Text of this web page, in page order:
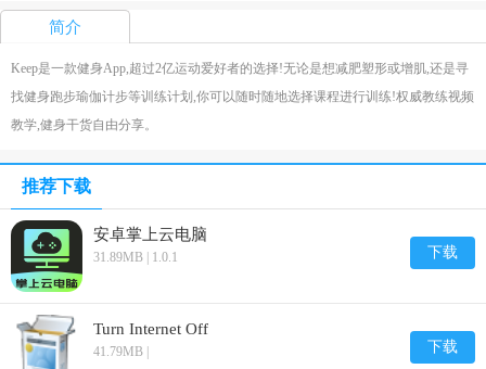
简介
Keep是一款健身App,超过2亿运动爱好者的选择!无论是想减肥塑形或增肌,还是寻
找健身跑步瑜伽计步等训练计划,你可以随时随地选择课程进行训练!权威教练视频
教学,健身干货自由分享。
推荐下载
安卓掌上云电脑
31.89MB | 1.0.1 下载
Turn Internet Off
41.79MB | 下载